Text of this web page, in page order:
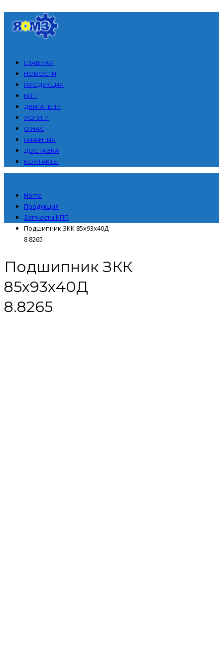
ГЛАВНАЯ
НОВОСТИ
ПРОДУКЦИЯ
КПП
ДВИГАТЕЛИ
УСЛУГИ
О НАС
ГАРАНТИЯ
ДОСТАВКА
КОНТАКТЫ
Home
Продукция
Запчасти КПП
Подшипник ЗКК 85х93х40Д
8.8265
Подшипник ЗКК
85х93х40Д
8.8265